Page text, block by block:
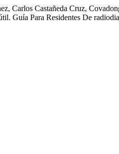
Carlos Castañeda Cruz,
Guía Para Residentes De